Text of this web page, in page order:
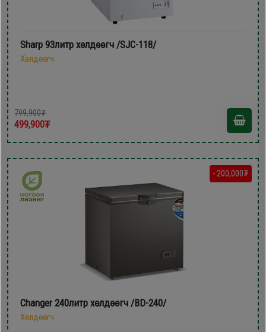
Sharp 93литр хөлдөөгч /SJC-118/
Хөлдөөгч
799,900₮
499,900₮
- 200,000₮
Changer 240литр хөлдөөгч /BD-240/
Хөлдөөгч